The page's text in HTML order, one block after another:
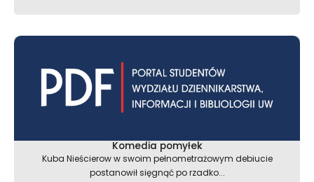
Komedia pomyłek
Kuba Nieścierow w swoim pełnometrażowym debiucie
postanowił sięgnąć po rzadko...